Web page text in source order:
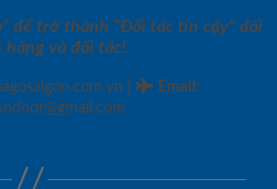
để trở thành “Đối tác tin cậy” đối
hàng và đối tác!.
Email :